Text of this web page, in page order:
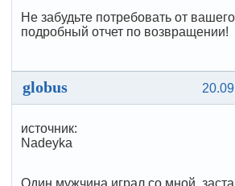
Не забудьте потребовать от
подробный отчет по возвращении!
globus
источник:
Nadeyka